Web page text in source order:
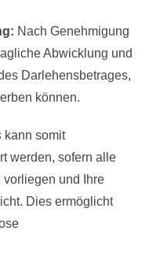
Nach Genehmigung
Abwicklung und
Darlehensbetrages,
können.
kann somit
werden, sofern alle
und Ihre
Dies ermöglicht